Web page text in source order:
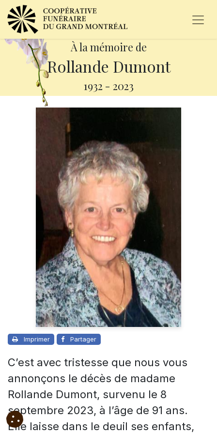
À la mémoire de
Rollande Dumont
1932 - 2023
Imprimer Partager
C’est avec tristesse que nous vous
annonçons le décès de madame
Rollande Dumont, survenu le 8
septembre 2023, à l’âge de 91 ans.
Elle laisse dans le deuil ses enfants,